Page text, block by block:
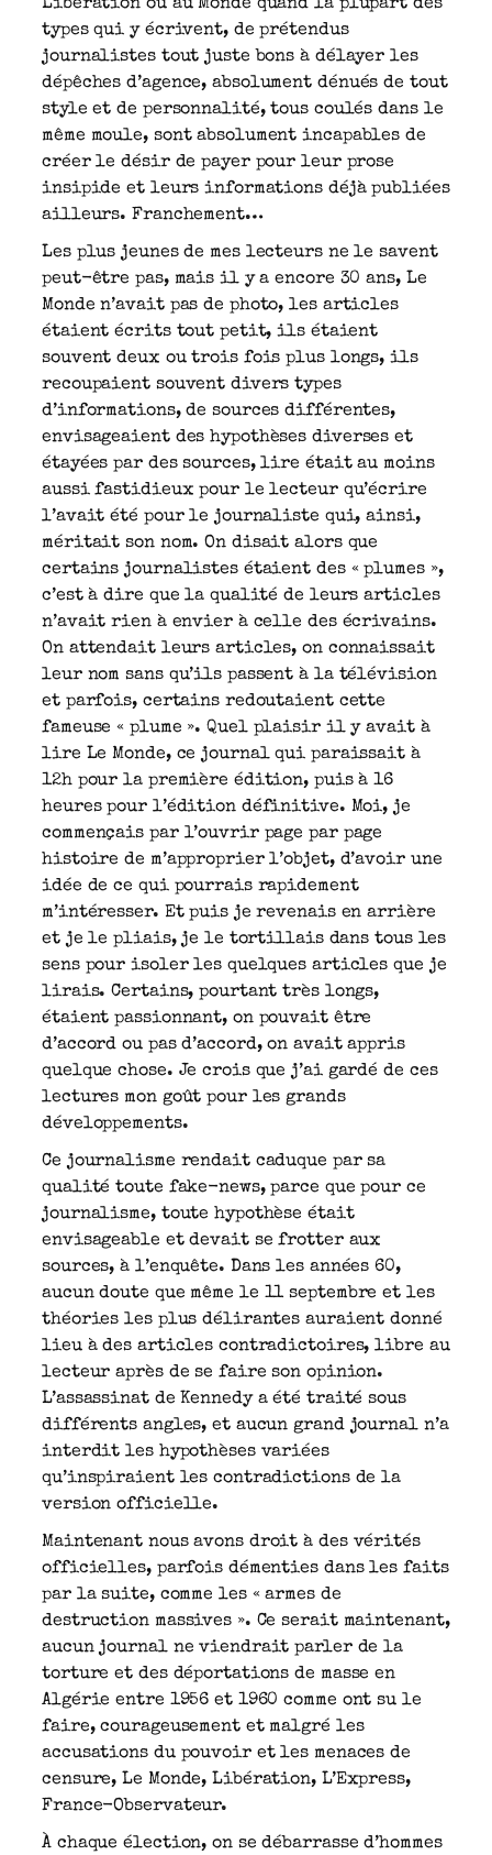
Libération ou au Monde quand la plupart des
types qui y écrivent, de prétendus
journalistes tout juste bons à délayer les
dépêches d’agence, absolument dénués de tout
style et de personnalité, tous coulés dans le
même moule, sont absolument incapables de
créer le désir de payer pour leur prose
insipide et leurs informations déjà publiées
ailleurs. Franchement…
Les plus jeunes de mes lecteurs ne le savent
peut-être pas, mais il y a encore 30 ans, Le
Monde n’avait pas de photo, les articles
étaient écrits tout petit, ils étaient
souvent deux ou trois fois plus longs, ils
recoupaient souvent divers types
d’informations, de sources différentes,
envisageaient des hypothèses diverses et
étayées par des sources, lire était au moins
aussi fastidieux pour le lecteur qu’écrire
l’avait été pour le journaliste qui, ainsi,
méritait son nom. On disait alors que
certains journalistes étaient des « plumes »,
c’est à dire que la qualité de leurs articles
n’avait rien à envier à celle des écrivains.
On attendait leurs articles, on connaissait
leur nom sans qu’ils passent à la télévision
et parfois, certains redoutaient cette
fameuse « plume ». Quel plaisir il y avait à
lire Le Monde, ce journal qui paraissait à
12h pour la première édition, puis à 16
heures pour l’édition définitive. Moi, je
commençais par l’ouvrir page par page
histoire de m’approprier l’objet, d’avoir une
idée de ce qui pourrais rapidement
m’intéresser. Et puis je revenais en arrière
et je le pliais, je le tortillais dans tous les
sens pour isoler les quelques articles que je
lirais. Certains, pourtant très longs,
étaient passionnant, on pouvait être
d’accord ou pas d’accord, on avait appris
quelque chose. Je crois que j’ai gardé de ces
lectures mon goût pour les grands
développements.
Ce journalisme rendait caduque par sa
qualité toute fake-news, parce que pour ce
journalisme, toute hypothèse était
envisageable et devait se frotter aux
sources, à l’enquête. Dans les années 60,
aucun doute que même le 11 septembre et les
théories les plus délirantes auraient donné
lieu à des articles contradictoires, libre au
lecteur après de se faire son opinion.
L’assassinat de Kennedy a été traité sous
différents angles, et aucun grand journal n’a
interdit les hypothèses variées
qu’inspiraient les contradictions de la
version officielle.
Maintenant nous avons droit à des vérités
officielles, parfois démenties dans les faits
par la suite, comme les « armes de
destruction massives ». Ce serait maintenant,
aucun journal ne viendrait parler de la
torture et des déportations de masse en
Algérie entre 1956 et 1960 comme ont su le
faire, courageusement et malgré les
accusations du pouvoir et les menaces de
censure, Le Monde, Libération, L’Express,
France-Observateur.
À chaque élection, on se débarrasse d’hommes